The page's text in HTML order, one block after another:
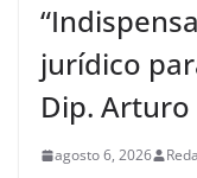
jurídico
Dip.
agosto 6, 2026